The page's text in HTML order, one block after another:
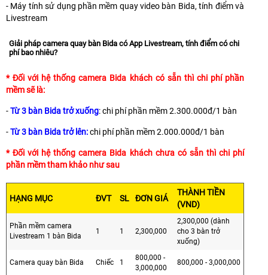
- Máy tính sử dụng phần mềm quay video bàn Bida, tính điểm và
Livestream
Giải pháp camera quay bàn Bida có App Livestream, tính điểm có chi
phí bao nhiêu?
* Đối với hệ thống camera Bida khách có sẵn thì chi phí phần
mềm sẽ là:
-Từ 3 bàn Bida trở xuống: chi phí phần mềm 2.300.000đ/1 bàn
-Từ 3 bàn Bida trở lên:chi phí phần mềm 2.000.000đ/1 bàn
* Đối với hệ thống camera Bida khách chưa có sẵn thì chi phí
phần mềm tham khảo như sau
HẠNG MỤC ĐVT SL ĐƠN GIÁ
THÀNH TIỀN
(VND)
Phần mềm camera
Livestream 1 bàn Bida
1 1 2,300,000
2,300,000 (dành
cho 3 bàn trở
xuống)
Camera quay bàn Bida Chiếc 1
800,000 -
3,000,000
800,000 - 3,000,000